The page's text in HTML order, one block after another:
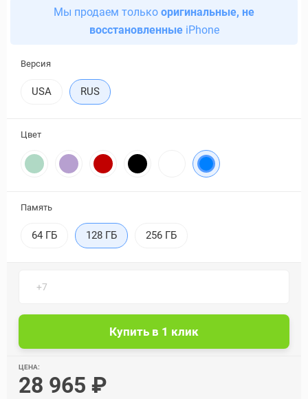
Мы продаем только оригинальные, не
восстановленныеiPhone
Версия
USA RUS
Цвет
Память
64 ГБ 128 ГБ 256 ГБ
ЦЕНА:
28 965 ₽